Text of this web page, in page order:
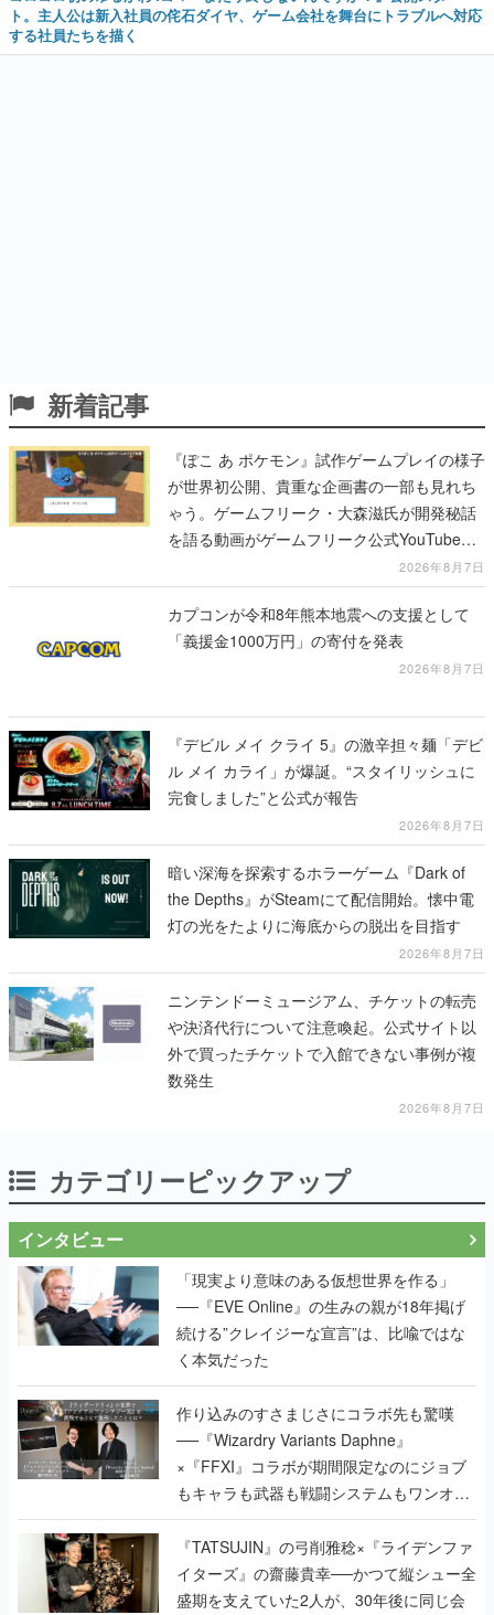
ト。主人公は新入社員の侘石ダイヤ、ゲーム会社を舞台にトラブルへ対応
する社員たちを描く
新着記事
『ぽこ あ ポケモン』試作ゲームプレイの様子
が世界初公開、貴重な企画書の一部も見れち
ゃう。ゲームフリーク・大森滋氏が開発秘話
を語る動画がゲームフリーク公式YouTubeで
2026年8月7日
カプコンが令和8年熊本地震への支援として
「義援金1000万円」の寄付を発表
2026年8月7日
『デビル メイ クライ 5』の激辛担々麺「デビ
ル メイ カライ」が爆誕。“スタイリッシュに
完食しました”と公式が報告
2026年8月7日
暗い深海を探索するホラーゲーム『Dark of
the Depths』がSteamにて配信開始。懐中電
灯の光をたよりに海底からの脱出を目指す
2026年8月7日
ニンテンドーミュージアム、チケットの転売
や決済代行について注意喚起。公式サイト以
外で買ったチケットで入館できない事例が複
数発生
2026年8月7日
カテゴリーピックアップ
インタビュー
「現実より意味のある仮想世界を作る」
──『EVE Online』の生みの親が18年掲げ
続ける”クレイジーな宣言”は、比喩ではな
く本気だった
作り込みのすさまじさにコラボ先も驚嘆
──『Wizardry Variants Daphne』
×『FFXI』コラボが期間限定なのにジョブ
もキャラも武器も戦闘システムもワンオフ
で作り込まれた理由を両ディレクターに聞
く
『TATSUJIN』の弓削雅稔×『ライデンファ
イターズ』の齋藤貴幸──かつて縦シュー全
盛期を支えていた2人が、30年後に同じ会